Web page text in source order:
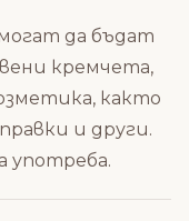
да бъдат
кремчета,
както
и други.
употреба.